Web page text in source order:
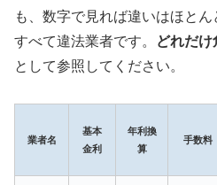
も、数字で見れば違いはほと
すべて違法業者です。
どれだ
として参照してください。
業者名
基本
金利
年利換
算
手数料